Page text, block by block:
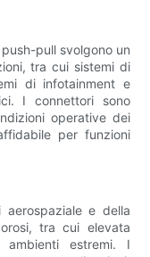
pull svolgono un
tra cui sistemi di
di infotainment e
I connettori sono
operative dei
per funzioni
e della
tra cui elevata
estremi. I